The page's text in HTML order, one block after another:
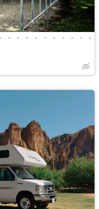
• • • • • • • • • •